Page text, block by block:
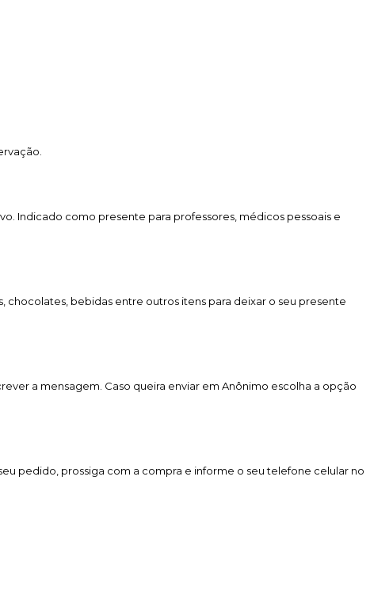
Indicado como presente para professores, médicos pessoais e
bebidas entre outros itens para deixar o seu presente
a mensagem. Caso queira enviar em Anônimo escolha a opção
pedido, prossiga com a compra e informe o seu telefone celular no